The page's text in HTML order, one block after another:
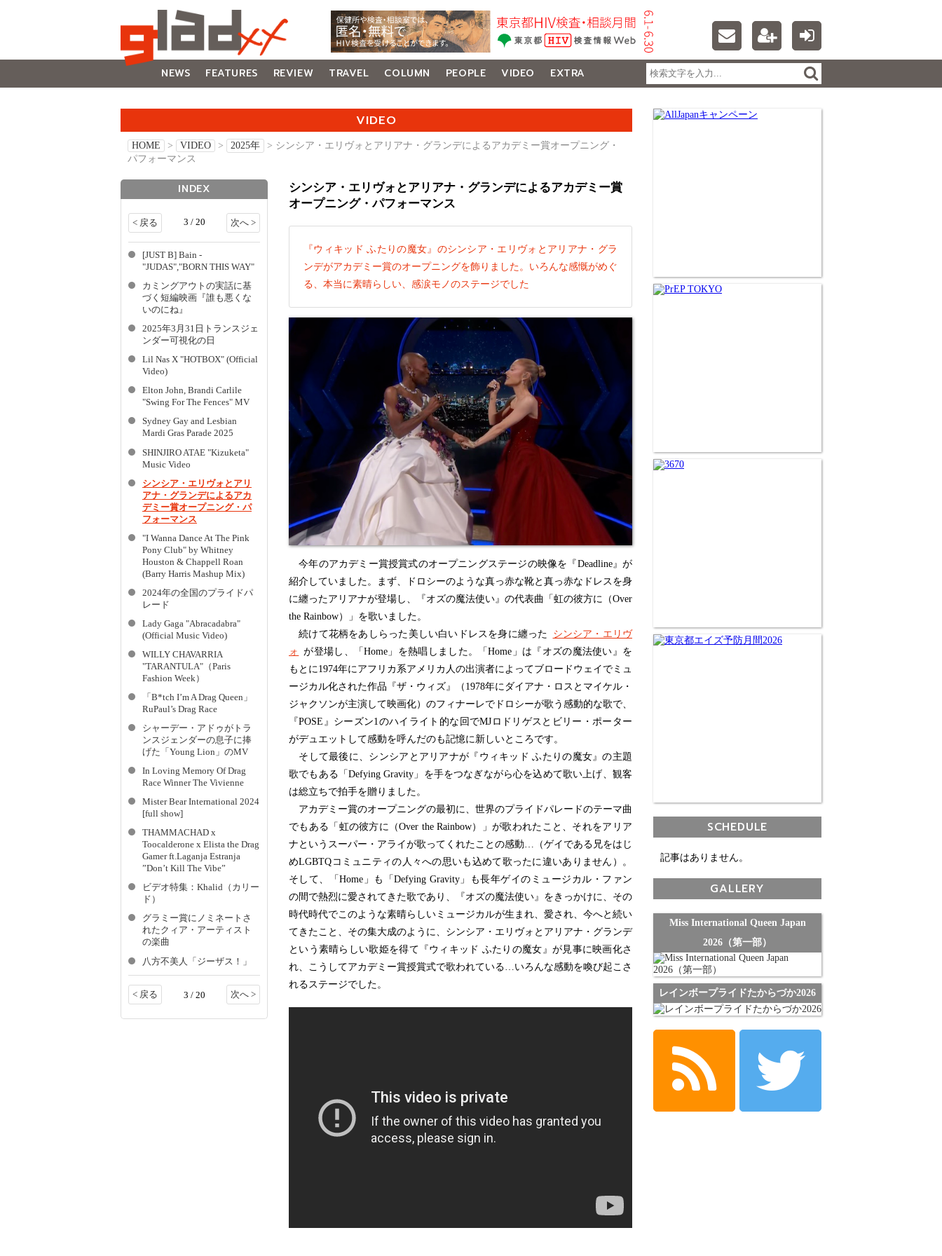
NEWS FEATURES REVIEW TRAVEL COLUMN PEOPLE VIDEO
EXTRA
VIDEO
HOME > VIDEO > 2025年
> シンシア・エリヴォとアリアナ・グランデによるアカデミー賞オープニング・
パフォーマンス
シンシア・エリヴォとアリアナ・グランデによるアカデミー賞
オープニング・パフォーマンス
『ウィキッド ふたりの魔女』のシンシア・エリヴォとアリアナ・グラ
ンデがアカデミー賞のオープニングを飾りました。いろんな感慨がめぐ
る、本当に素晴らしい、感涙モノのステージでした
今年のアカデミー賞授賞式のオープニングステージの映像を『Deadline』が
紹介していました。まず、ドロシーのような真っ赤な靴と真っ赤なドレスを身
に纏ったアリアナが登場し、『オズの魔法使い』の代表曲「虹の彼方に（Over
the Rainbow）」を歌いました。
続けて花柄をあしらった美しい白いドレスを身に纏った
シンシア・エリヴ
ォ
が登場し、「Home」を熱唱しました。「Home」は『オズの魔法使い』を
もとに1974年にアフリカ系アメリカ人の出演者によってブロードウェイでミュ
ージカル化された作品『ザ・ウィズ』（1978年にダイアナ・ロスとマイケル・
ジャクソンが主演して映画化）のフィナーレでドロシーが歌う感動的な歌で、
『POSE』シーズン1のハイライト的な回でMJロドリゲスとビリー・ポーター
がデュエットして感動を呼んだのも記憶に新しいところです。
そして最後に、シンシアとアリアナが『ウィキッド ふたりの魔女』の主題
歌でもある「Defying Gravity」を手をつなぎながら心を込めて歌い上げ、観客
は総立ちで拍手を贈りました。
アカデミー賞のオープニングの最初に、世界のプライドパレードのテーマ曲
でもある「虹の彼方に（Over the Rainbow）」が歌われたこと、それをアリア
ナというスーパー・アライが歌ってくれたことの感動…（ゲイである兄をはじ
めLGBTQコミュニティの人々への思いも込めて歌ったに違いありません）。
そして、「Home」も「Defying Gravity」も長年ゲイのミュージカル・ファン
の間で熱烈に愛されてきた歌であり、『オズの魔法使い』をきっかけに、その
時代時代でこのような素晴らしいミュージカルが生まれ、愛され、今へと続い
てきたこと、その集大成のように、シンシア・エリヴォとアリアナ・グランデ
という素晴らしい歌姫を得て『ウィキッド ふたりの魔女』が見事に映画化さ
れ、こうしてアカデミー賞授賞式で歌われている…いろんな感動を喚び起こさ
れるステージでした。
INDEX
< 戻る 3 / 20 次へ >
[JUST B] Bain -
"JUDAS","BORN THIS WAY"
カミングアウトの実話に基
づく短編映画『誰も悪くな
いのにね』
2025年3月31日トランスジェ
ンダー可視化の日
Lil Nas X "HOTBOX" (Official
Video)
Elton John, Brandi Carlile
"Swing For The Fences" MV
Sydney Gay and Lesbian
Mardi Gras Parade 2025
SHINJIRO ATAE "Kizuketa"
Music Video
シンシア・エリヴォとアリ
アナ・グランデによるアカ
デミー賞オープニング・パ
フォーマンス
"I Wanna Dance At The Pink
Pony Club" by Whitney
Houston & Chappell Roan
(Barry Harris Mashup Mix)
2024年の全国のプライドパ
レード
Lady Gaga "Abracadabra"
(Official Music Video)
WILLY CHAVARRIA
"TARANTULA"（Paris
Fashion Week）
「B*tch I’m A Drag Queen」
RuPaul’s Drag Race
シャーデー・アドゥがトラ
ンスジェンダーの息子に捧
げた「Young Lion」のMV
In Loving Memory Of Drag
Race Winner The Vivienne
Mister Bear International 2024
[full show]
THAMMACHAD x
Toocalderone x Elista the Drag
Gamer ft.Laganja Estranja
”Don’t Kill The Vibe”
ビデオ特集：Khalid（カリー
ド）
グラミー賞にノミネートさ
れたクィア・アーティスト
の楽曲
八方不美人「ジーザス！」
< 戻る 3 / 20 次へ >
SCHEDULE
記事はありません。
GALLERY
Miss International Queen Japan
2026（第一部）
レインボープライドたからづか2026